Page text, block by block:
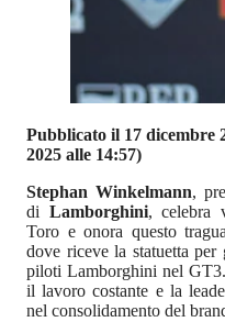
Pubblicato il 17 dicembre
2025 alle 14:57)
Stephan Winkelmann,
di Lamborghini, celebra
Toro e onora questo
dove riceve la statuetta
piloti Lamborghini nel
il lavoro costante e la
nel consolidamento del